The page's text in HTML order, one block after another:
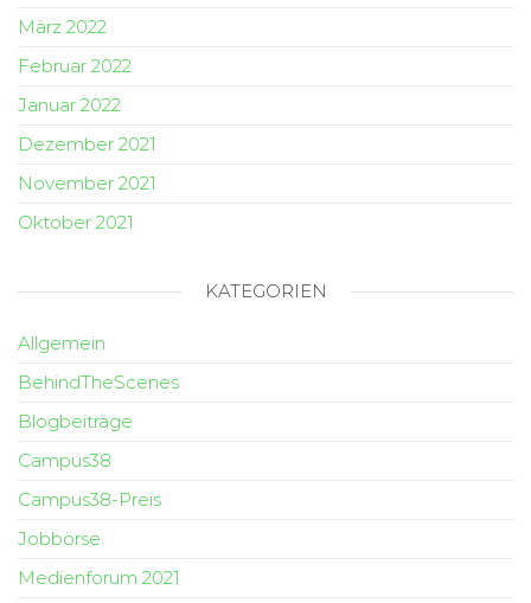
März 2022
Februar 2022
Januar 2022
Dezember 2021
November 2021
Oktober 2021
KATEGORIEN
Allgemein
BehindTheScenes
Blogbeiträge
Campus38
Campus38-Preis
Jobbörse
Medienforum 2021